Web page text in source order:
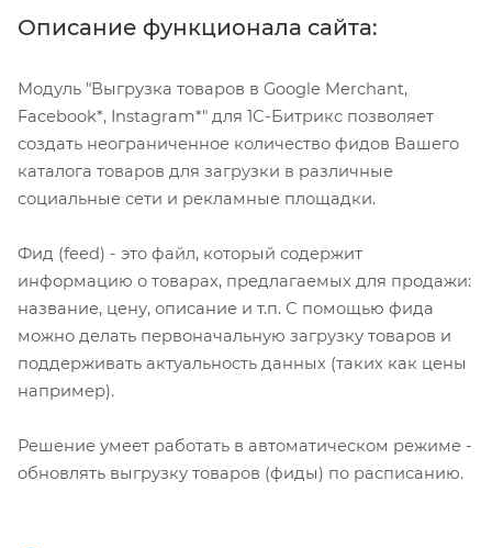
Описание функционала сайта:
Модуль "Выгрузка товаров в Google Merchant,
Facebook*, Instagram*" для 1С-Битрикс позволяет
создать неограниченное количество фидов Вашего
каталога товаров для загрузки в различные
социальные сети и рекламные площадки.
Фид (feed) - это файл, который содержит
информацию о товарах, предлагаемых для продажи:
название, цену, описание и т.п. С помощью фида
можно делать первоначальную загрузку товаров и
поддерживать актуальность данных (таких как цены
например).
Решение умеет работать в автоматическом режиме -
обновлять выгрузку товаров (фиды) по расписанию.